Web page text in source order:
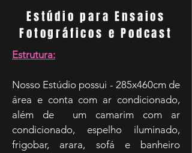
Estúdio para Ensaios
Fotográficos e Podcast
Estrutura:
Nosso Estúdio possui - 285x460cm de
área e conta com ar condicionado,
além de um camarim com ar
condicionado, espelho iluminado,
frigobar, arara, sofá e banheiro